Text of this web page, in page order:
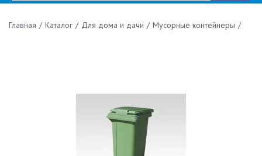
Главная / Каталог / Для дома и дачи / Мусорные контейнеры /